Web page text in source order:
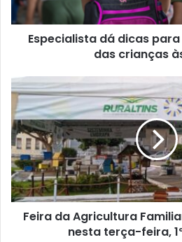
Especialista dá dicas
das crianças
Feira da Agricultura
nesta terça-feira,